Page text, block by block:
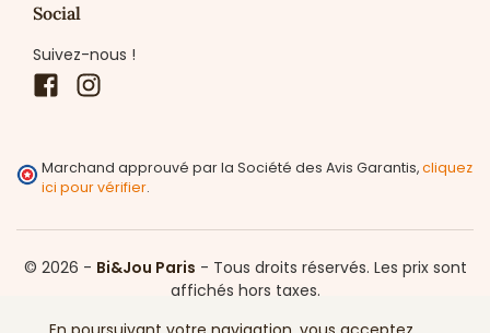
Social
Suivez-nous !
Facebook
Marchand approuvé par la Société des Avis Garantis,cliquez
ici pour vérifier.
© 2026 - Bi&Jou Paris - Tous droits réservés. Les prix sont
affichés hors taxes.